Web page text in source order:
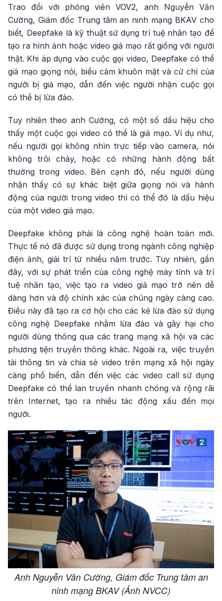
Trao đổi với phóng viên VOV2, anh Nguyễn Văn
Cường, Giám đốc Trung tâm an ninh mạng BKAV cho
biết, Deepfake là kỹ thuật sử dụng trí tuệ nhân tạo để
tạo ra hình ảnh hoặc video giả mạo rất giống với người
thật. Khi áp dụng vào cuộc gọi video, Deepfake có thể
giả mạo giọng nói, biểu cảm khuôn mặt và cử chỉ của
người bị giả mạo, dẫn đến việc người nhận cuộc gọi
có thể bị lừa đảo.
Tuy nhiên theo anh Cường, có một số dấu hiệu cho
thấy một cuộc gọi video có thể là giả mạo. Ví dụ như,
nếu người gọi không nhìn trực tiếp vào camera, nói
không trôi chảy, hoặc có những hành động bất
thường trong video. Bên cạnh đó, nếu người dùng
nhận thấy có sự khác biệt giữa giọng nói và hành
động của người trong video thì có thể đó là dấu hiệu
của một video giả mạo.
Deepfake không phải là công nghệ hoàn toàn mới.
Thực tế nó đã được sử dụng trong ngành công nghiệp
điện ảnh, giải trí từ nhiều năm trước. Tuy nhiên, gần
đây, với sự phát triển của công nghệ máy tính và trí
tuệ nhân tạo, việc tạo ra video giả mạo trở nên dễ
dàng hơn và độ chính xác của chúng ngày càng cao.
Điều này đã tạo ra cơ hội cho các kẻ lừa đảo sử dụng
công nghệ Deepfake nhằm lừa đảo và gây hại cho
người dùng thông qua các trang mạng xã hội và các
phương tiện truyền thông khác. Ngoài ra, việc truyền
tải thông tin và chia sẻ video trên mạng xã hội ngày
càng phổ biến, dẫn đến việc các video call sử dụng
Deepfake có thể lan truyền nhanh chóng và rộng rãi
trên Internet, tạo ra nhiều tác động xấu đến mọi
người.
Anh Nguyễn Văn Cường, Giám đốc Trung tâm an
ninh mạng BKAV (Ảnh NVCC)